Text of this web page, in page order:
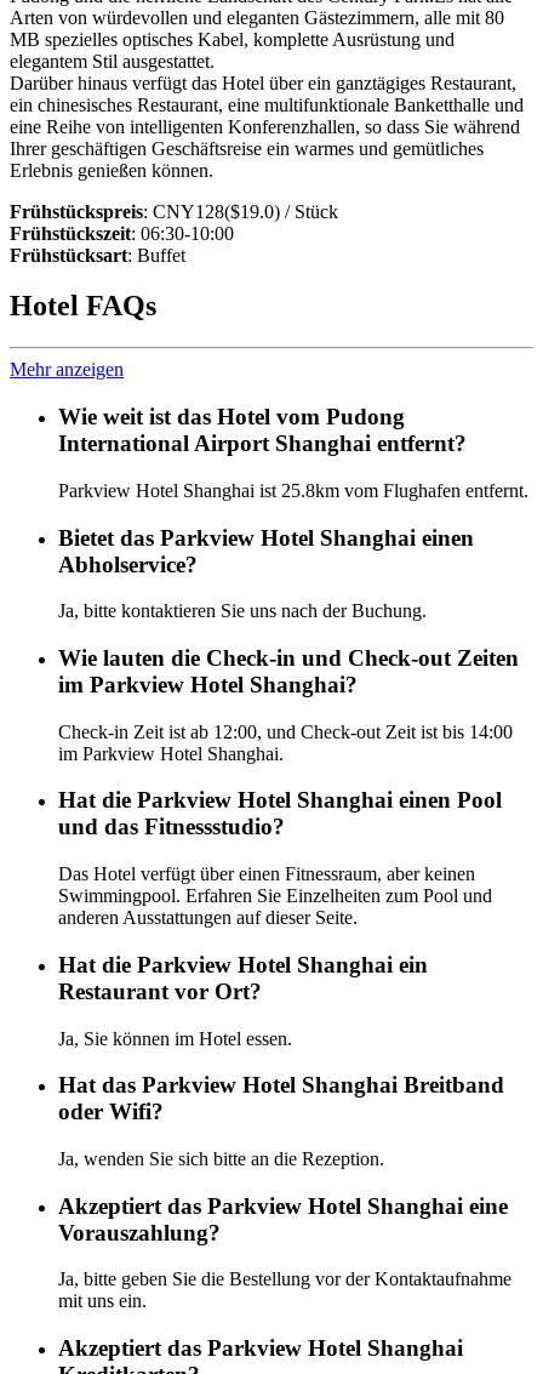
Arten von würdevollen und eleganten Gästezimmern, alle mit 80
MB spezielles optisches Kabel, komplette Ausrüstung und
elegantem Stil ausgestattet.
Darüber hinaus verfügt das Hotel über ein ganztägiges Restaurant,
ein chinesisches Restaurant, eine multifunktionale Banketthalle und
eine Reihe von intelligenten Konferenzhallen, so dass Sie während
Ihrer geschäftigen Geschäftsreise ein warmes und gemütliches
Erlebnis genießen können.
Frühstückspreis: CNY128($19.0) / Stück
Frühstückszeit: 06:30-10:00
Frühstücksart: Buffet
Hotel FAQs
Mehr anzeigen
Wie weit ist das Hotel vom Pudong
International Airport Shanghai entfernt?
Parkview Hotel Shanghai ist 25.8km vom Flughafen entfernt.
Bietet das Parkview Hotel Shanghai einen
Abholservice?
Ja, bitte kontaktieren Sie uns nach der Buchung.
Wie lauten die Check-in und Check-out Zeiten
im Parkview Hotel Shanghai?
Check-in Zeit ist ab 12:00, und Check-out Zeit ist bis 14:00
im Parkview Hotel Shanghai.
Hat die Parkview Hotel Shanghai einen Pool
und das Fitnessstudio?
Das Hotel verfügt über einen Fitnessraum, aber keinen
Swimmingpool. Erfahren Sie Einzelheiten zum Pool und
anderen Ausstattungen auf dieser Seite.
Hat die Parkview Hotel Shanghai ein
Restaurant vor Ort?
Ja, Sie können im Hotel essen.
Hat das Parkview Hotel Shanghai Breitband
oder Wifi?
Ja, wenden Sie sich bitte an die Rezeption.
Akzeptiert das Parkview Hotel Shanghai eine
Vorauszahlung?
Ja, bitte geben Sie die Bestellung vor der Kontaktaufnahme
mit uns ein.
Akzeptiert das Parkview Hotel Shanghai